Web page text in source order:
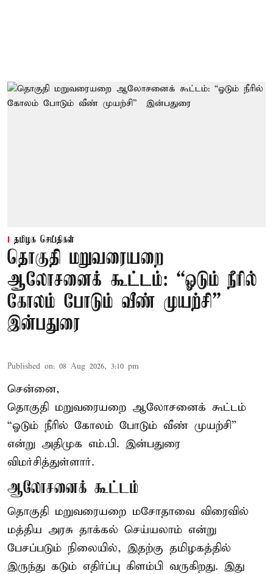
தமிழக செய்திகள்
தொகுதி மறுவரையறை
ஆலோசனைக் கூட்டம்: “ஓடும் நீரில்
கோலம் போடும் வீண் முயற்சி” –
இன்பதுரை
Published on: 08 Aug 2026, 3:10 pm
சென்னை,
தொகுதி மறுவரையறை ஆலோசனைக் கூட்டம்
“ஓடும் நீரில் கோலம் போடும் வீண் முயற்சி”
என்று அதிமுக எம்.பி. இன்பதுரை
விமர்சித்துள்ளார்.
ஆலோசனைக் கூட்டம்
தொகுதி மறுவரையறை மசோதாவை விரைவில்
மத்திய அரசு தாக்கல் செய்யலாம் என்று
பேசப்படும் நிலையில், இதற்கு தமிழகத்தில்
இருந்து கடும் எதிர்ப்பு கிளம்பி வருகிறது. இது